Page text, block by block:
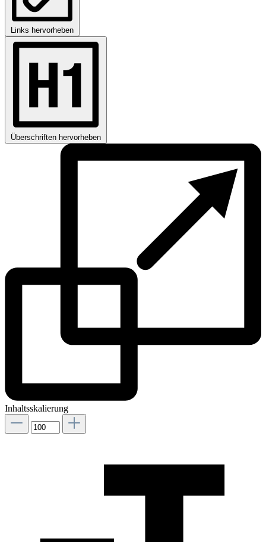
Links hervorheben
Überschriften hervorheben
Inhaltsskalierung